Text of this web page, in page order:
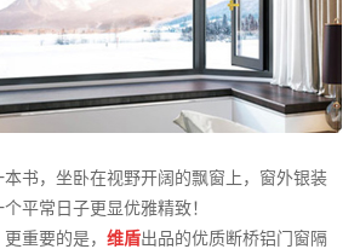
书，坐卧在视野开阔的飘窗上，窗外银装
平常日子更显优雅精致！
重要的是， 维盾出品的优质断桥铝门窗隔